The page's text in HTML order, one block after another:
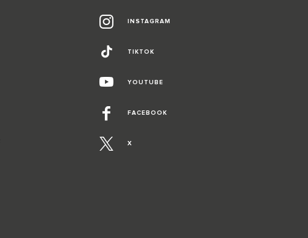
INSTAGRAM
TIKTOK
YOUTUBE
FACEBOOK
X